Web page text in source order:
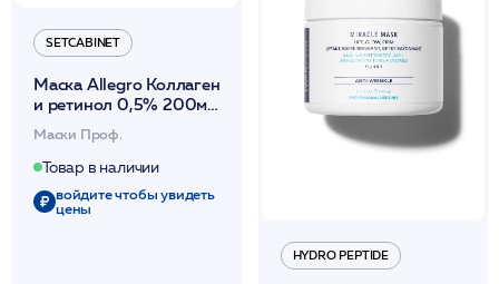
SETCABINET
Маска Allegro Коллаген
и ретинол 0,5% 200мл
/SetCabinet
Маски Проф.
Товар в наличии
войдите чтобы увидеть
цены
HYDRO PEPTIDE